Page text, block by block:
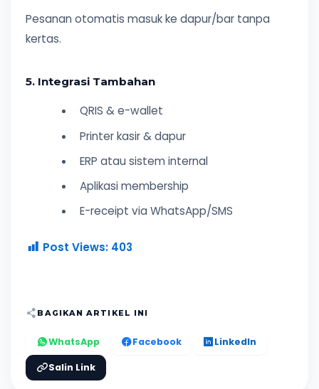
Pesanan otomatis masuk ke dapur/bar tanpa
kertas.
5. Integrasi Tambahan
QRIS & e-wallet
Printer kasir & dapur
ERP atau sistem internal
Aplikasi membership
E-receipt via WhatsApp/SMS
Post Views: 403
BAGIKAN ARTIKEL INI
WhatsApp Facebook LinkedIn
Salin Link